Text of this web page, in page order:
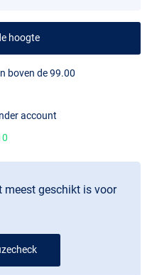
hoogte
boven de 99.00
account
geschikt is voor